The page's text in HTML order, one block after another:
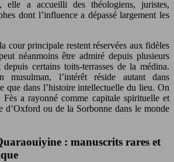
a accueilli des théologiens, juristes,
dont l’influence a dépassé largement les
cour principale restent réservées aux fidèles
néanmoins être admiré depuis plusieurs
certains toits-terrasses de la médina.
l’intérêt réside autant dans
que dans l’histoire intellectuelle du lieu. On
a rayonné comme capitale spirituelle et
d’Oxford ou de la Sorbonne dans le monde
: manuscrits rares et